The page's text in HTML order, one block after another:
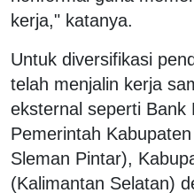
kerja," katanya.
Untuk diversifikasi
telah menjalin kerja
eksternal seperti Bank
Pemerintah
Sleman Pintar),
(Kalimantan Selatan)